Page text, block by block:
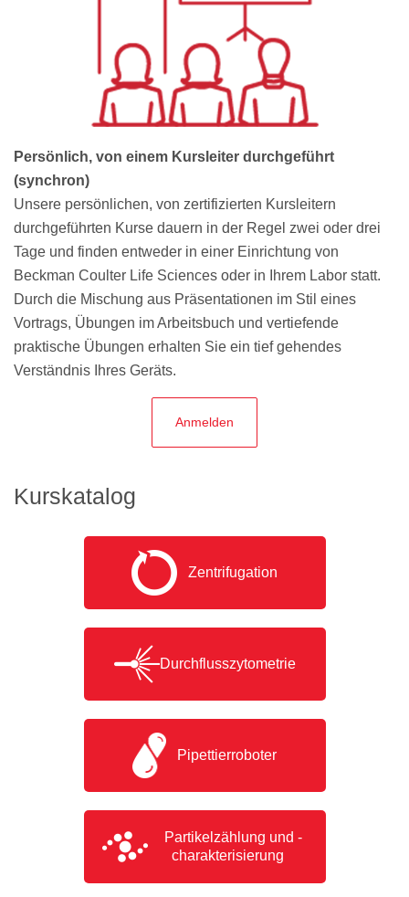
Persönlich, von einem Kursleiter durchgeführt
(synchron)
Unsere persönlichen, von zertifizierten Kursleitern
durchgeführten Kurse dauern in der Regel zwei oder drei
Tage und finden entweder in einer Einrichtung von
Beckman Coulter Life Sciences oder in Ihrem Labor statt.
Durch die Mischung aus Präsentationen im Stil eines
Vortrags, Übungen im Arbeitsbuch und vertiefende
praktische Übungen erhalten Sie ein tief gehendes
Verständnis Ihres Geräts.
Anmelden
Kurskatalog
Zentrifugation
Durchflusszytometrie
Pipettierroboter
Partikelzählung und -
charakterisierung